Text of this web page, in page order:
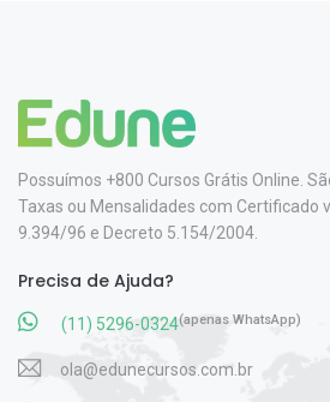
Possuímos +800 Cursos Grátis Online.
Taxas ou Mensalidades com Certificado
9.394/96 e Decreto 5.154/2004.
Precisa de Ajuda?
(11) 5296-0324(apenas WhatsApp)
ola@edunecursos.com.br